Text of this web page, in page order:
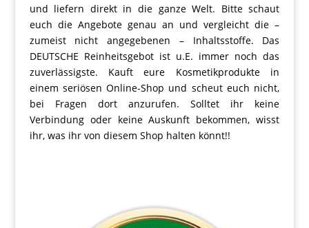
und liefern direkt in die ganze Welt. Bitte schaut
euch die Angebote genau an und vergleicht die –
zumeist nicht angegebenen – Inhaltsstoffe. Das
DEUTSCHE Reinheitsgebot ist u.E. immer noch das
zuverlässigste. Kauft eure Kosmetikprodukte in
einem seriösen Online-Shop und scheut euch nicht,
bei Fragen dort anzurufen. Solltet ihr keine
Verbindung oder keine Auskunft bekommen, wisst
ihr, was ihr von diesem Shop halten könnt!!